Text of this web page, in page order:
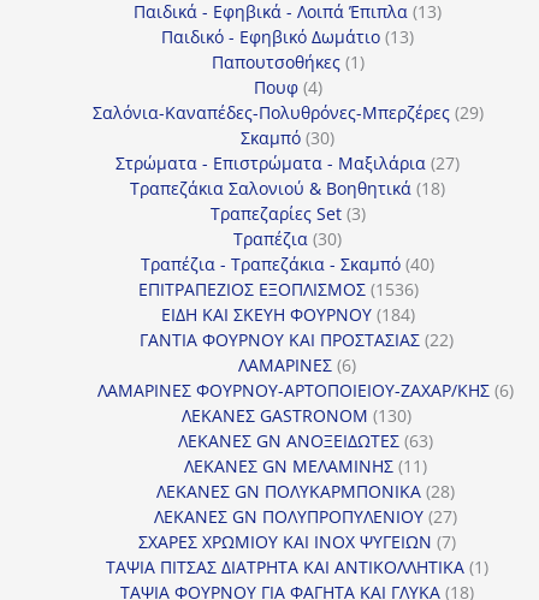
προϊόντα
Παιδικά - Εφηβικά - Λοιπά Έπιπλα 1313
Παιδικό - Εφηβικό Δωμάτιο 1313
Παπουτσοθήκες 11
Πουφ 44
προϊόντα
Σαλόνια-Καναπέδες-Πολυθρόνες-Μπερζέρες 2929
Σκαμπό 3030
προϊόντα
Στρώματα - Επιστρώματα - Μαξιλάρια 2727
Τραπεζάκια Σαλονιού & Βοηθητικά 1818
Τραπεζαρίες Set 33
Τραπέζια 3030
προϊόντα
Τραπέζια - Τραπεζάκια - Σκαμπό 4040
ΕΠΙΤΡΑΠΕΖΙΟΣ ΕΞΟΠΛΙΣΜΟΣ 15361536
προϊόντα
ΕΙΔΗ ΚΑΙ ΣΚΕΥΗ ΦΟΥΡΝΟΥ 184184
προϊόντα
ΓΑΝΤΙΑ ΦΟΥΡΝΟΥ ΚΑΙ ΠΡΟΣΤΑΣΙΑΣ 2222
ΛΑΜΑΡΙΝΕΣ 66
προϊόντα
ΛΑΜΑΡΙΝΕΣ ΦΟΥΡΝΟΥ-ΑΡΤΟΠΟΙΕΙΟΥ-ΖΑΧΑΡ/ΚΗΣ 66
ΛΕΚΑΝΕΣ GASTRONOM 130130
προϊόντα
ΛΕΚΑΝΕΣ GN ΑΝΟΞΕΙΔΩΤΕΣ 6363
ΛΕΚΑΝΕΣ GN ΜΕΛΑΜΙΝΗΣ 1111
προϊόντα
ΛΕΚΑΝΕΣ GN ΠΟΛΥΚΑΡΜΠΟΝΙΚΑ 2828
προϊόντα
ΛΕΚΑΝΕΣ GN ΠΟΛΥΠΡΟΠΥΛΕΝΙΟΥ 2727
προϊόντα
ΣΧΑΡΕΣ ΧΡΩΜΙΟΥ ΚΑΙ INOX ΨΥΓΕΙΩΝ 77
προϊόντα
ΤΑΨΙΑ ΠΙΤΣΑΣ ΔΙΑΤΡΗΤΑ ΚΑΙ ΑΝΤΙΚΟΛΛΗΤΙΚΑ 11
ΤΑΨΙΑ ΦΟΥΡΝΟΥ ΓΙΑ ΦΑΓΗΤΑ ΚΑΙ ΓΛΥΚΑ 1818